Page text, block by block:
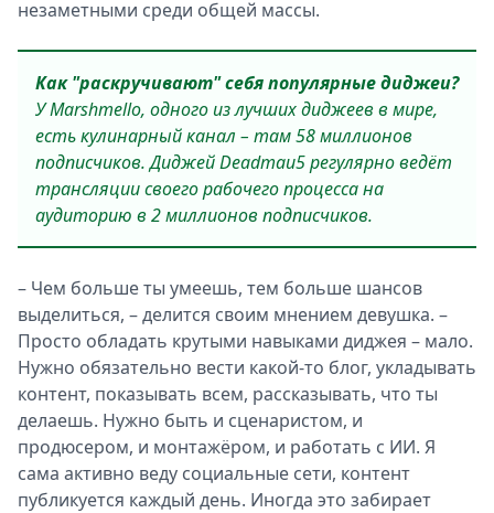
незаметными среди общей массы.
Как "раскручивают" себя популярные диджеи?
У Marshmello, одного из лучших диджеев в мире,
есть кулинарный канал – там 58 миллионов
подписчиков. Диджей Deadmau5 регулярно ведёт
трансляции своего рабочего процесса на
аудиторию в 2 миллионов подписчиков.
– Чем больше ты умеешь, тем больше шансов
выделиться, – делится своим мнением девушка. –
Просто обладать крутыми навыками диджея – мало.
Нужно обязательно вести какой-то блог, укладывать
контент, показывать всем, рассказывать, что ты
делаешь. Нужно быть и сценаристом, и
продюсером, и монтажёром, и работать с ИИ. Я
сама активно веду социальные сети, контент
публикуется каждый день. Иногда это забирает